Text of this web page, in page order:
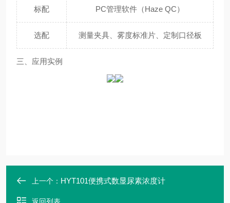
标配 PC管理软件（Haze QC）
选配 测量夹具、雾度标准片、定制口径板
三、应用实例
上一个： HYT101便携式数显尿素浓度计